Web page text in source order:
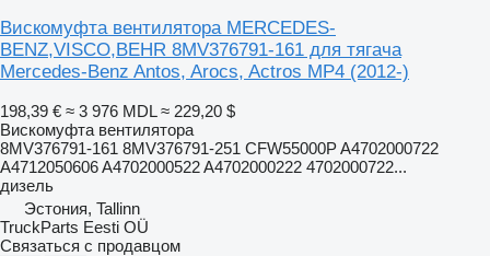
Вискомуфта вентилятора MERCEDES-
BENZ,VISCO,BEHR 8MV376791-161 для тягача
Mercedes-Benz Antos, Arocs, Actros MP4 (2012-)
198,39 € ≈ 3 976 MDL ≈ 229,20 $
Вискомуфта вентилятора
8MV376791-161 8MV376791-251 CFW55000P A4702000722
A4712050606 A4702000522 A4702000222 4702000722...
дизель
Эстония, Tallinn
TruckParts Eesti OÜ
Связаться с продавцом